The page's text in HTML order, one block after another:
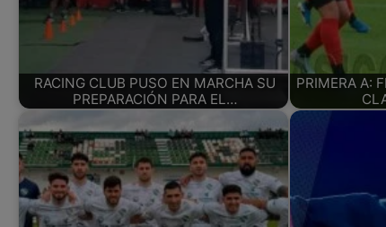
RACING CLUB PUSO EN MARCHA SU
PREPARACIÓN PARA EL…
PRIMERA A: